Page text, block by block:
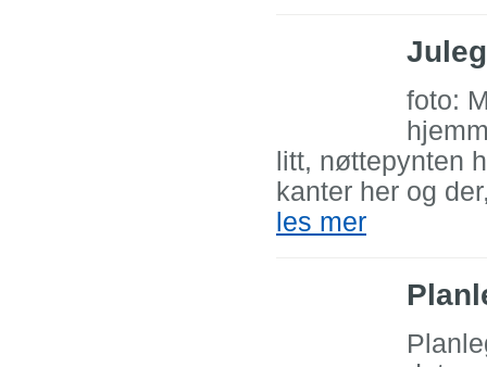
foto:
litt, nøttepynten
kanter her og
les mer